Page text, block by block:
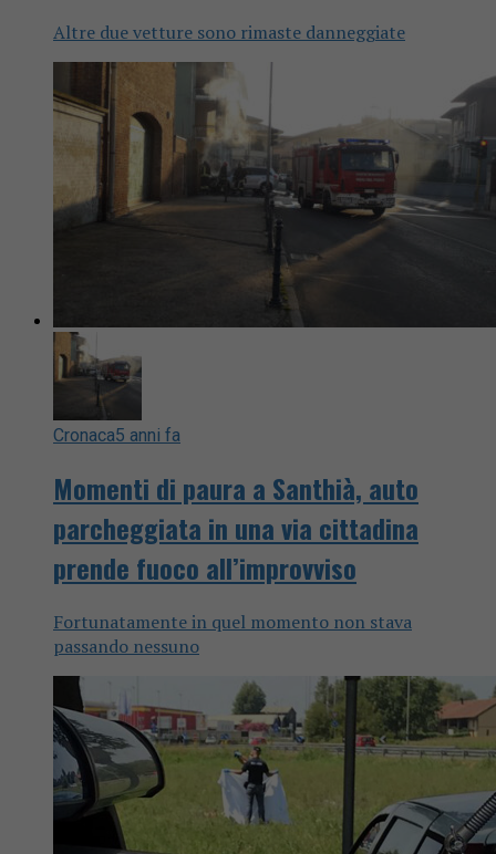
Altre due vetture sono rimaste danneggiate
Cronaca5 anni fa
Momenti di paura a Santhià, auto
parcheggiata in una via cittadina
prende fuoco all’improvviso
Fortunatamente in quel momento non stava
passando nessuno